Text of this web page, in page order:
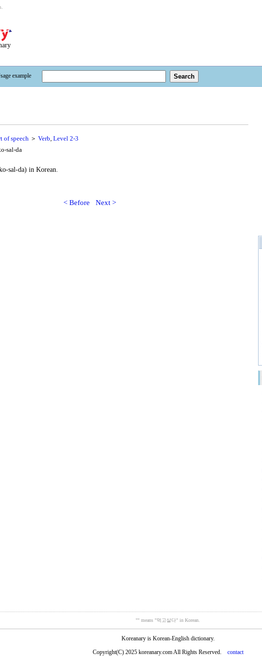
example
of speech ＞ Verb, Level 2-3
sal-da
sal-da) in Korean.
< Before Next >
"" means "먹고살다" in Korean.
Koreanary is Korean-English dictionary.
Copyright(C) 2025 koreanary.com All Rights Reserved. contact